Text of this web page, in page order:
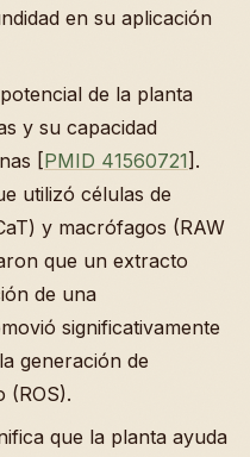
en su aplicación
de la planta
y su capacidad
[PMID 41560721].
utilizó células de
y macrófagos (RAW
que un extracto
de una
significativamente
generación de
(ROS).
que la planta ayuda